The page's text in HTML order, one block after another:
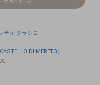
ティ クラシコ
DI MERETO）